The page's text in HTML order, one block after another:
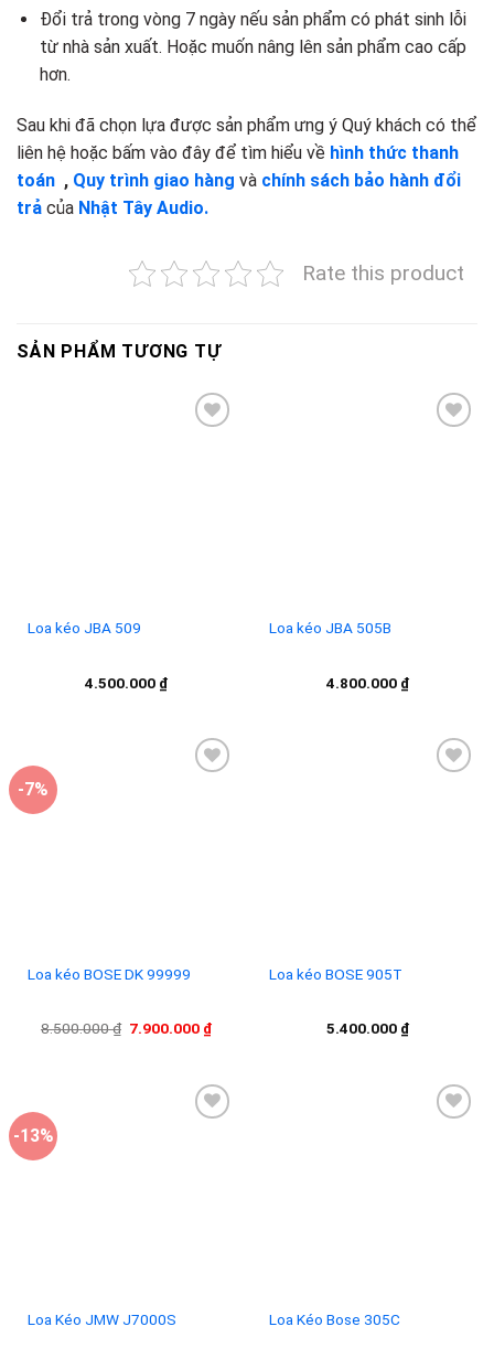
Đổi trả trong vòng 7 ngày nếu sản phẩm có phát sinh lỗi
từ nhà sản xuất. Hoặc muốn nâng lên sản phẩm cao cấp
hơn.
Sau khi đã chọn lựa được sản phẩm ưng ý Quý khách có thể
liên hệ hoặc bấm vào đây để tìm hiểu về hình thức thanh
toán , Quy trình giao hàng và chính sách bảo hành đổi
trả của Nhật Tây Audio.
Rate this product
SẢN PHẨM TƯƠNG TỰ
Loa kéo JBA 509
4.500.000 ₫
Loa kéo JBA 505B
4.800.000 ₫
-7%
Loa kéo BOSE DK 99999
8.500.000₫ Giá
7.900.000 ₫Giá
7.900.000 ₫.
Loa kéo BOSE 905T
5.400.000 ₫
-13%
Loa Kéo JMW J7000S Loa Kéo Bose 305C